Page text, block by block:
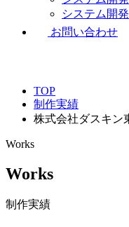
システム開
お問い合わせ
TOP
制作実績
株式会社ダスキン
Works
Works
制作実績